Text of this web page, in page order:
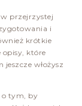
przejrzystej
i
krótkie
opisy, które
włożysz
o tym, by